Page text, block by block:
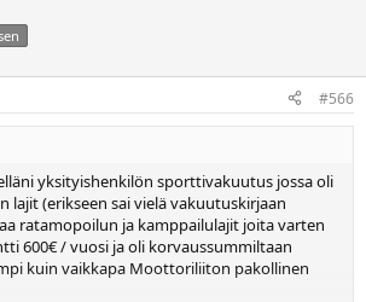
#566
yksityishenkilön sporttivakuutus jossa oli
lajit (erikseen sai vielä vakuutuskirjaan
ratamopoilun ja kamppailulajit joita varten
600€ / vuosi ja oli korvaussummiltaan
kuin vaikkapa Moottoriliiton pakollinen